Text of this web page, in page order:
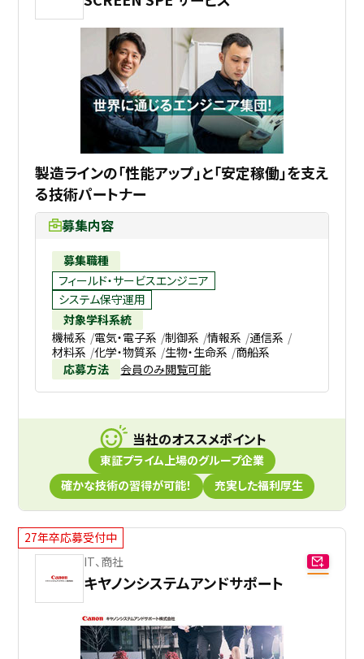
製造ラインの「性能アップ」と「安定稼働」を支え
る技術パートナー
募集内容
募集職種
フィールド・サービスエンジニア
システム保守運用
対象学科系統
機械系 電気・電子系 制御系 情報系 通信系
材料系 化学・物質系 生物・生命系 商船系
応募方法
会員のみ閲覧可能
当社のオススメポイント
東証プライム上場のグループ企業
確かな技術の習得が可能！
充実した福利厚生
27年卒応募受付中
IT、商社
キヤノンシステムアンドサポート